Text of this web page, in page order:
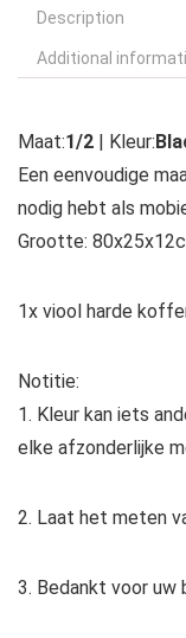
Description
Additional
Maat:1/2 | Kleur:
Een eenvoudige
nodig hebt als
Grootte:
1x viool harde
Notitie:
1. Kleur kan iets
elke afzonderlijke
2. Laat het meten
3. Bedankt voor uw